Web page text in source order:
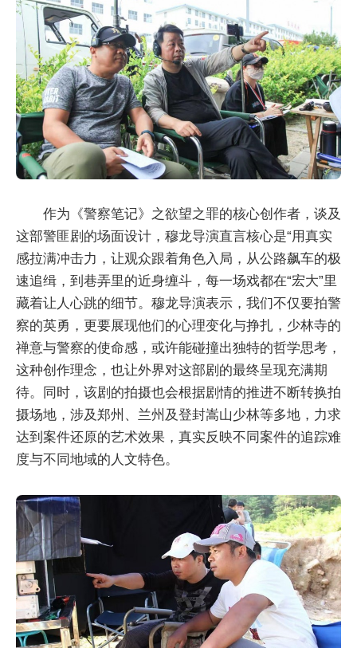
作为《警察笔记》之欲望之罪的核心创作者，谈及
这部警匪剧的场面设计，穆龙导演直言核心是“用真实
感拉满冲击力，让观众跟着角色入局，从公路飙车的极
速追缉，到巷弄里的近身缠斗，每一场戏都在“宏大”里
藏着让人心跳的细节。穆龙导演表示，我们不仅要拍警
察的英勇，更要展现他们的心理变化与挣扎，少林寺的
禅意与警察的使命感，或许能碰撞出独特的哲学思考，
这种创作理念，也让外界对这部剧的最终呈现充满期
待。同时，该剧的拍摄也会根据剧情的推进不断转换拍
摄场地，涉及郑州、兰州及登封嵩山少林等多地，力求
达到案件还原的艺术效果，真实反映不同案件的追踪难
度与不同地域的人文特色。